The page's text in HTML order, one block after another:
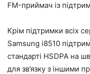
FM-приймач із
Крім підтримки всіх
Samsung i8510
стандарті HSDPA на
для зв’язку з іншими